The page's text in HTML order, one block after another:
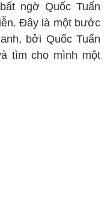
ngờ Quốc Tuấn
Đây là một bước
bởi Quốc Tuấn
tìm cho mình một